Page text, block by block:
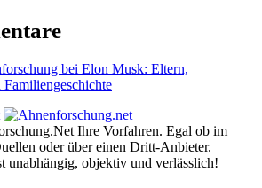
bei Elon Musk: Eltern,
Ihre Vorfahren. Egal ob im
oder über einen Dritt-Anbieter.
unabhängig, objektiv und verlässlich!